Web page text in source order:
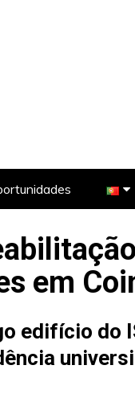
TV
em
edifício do